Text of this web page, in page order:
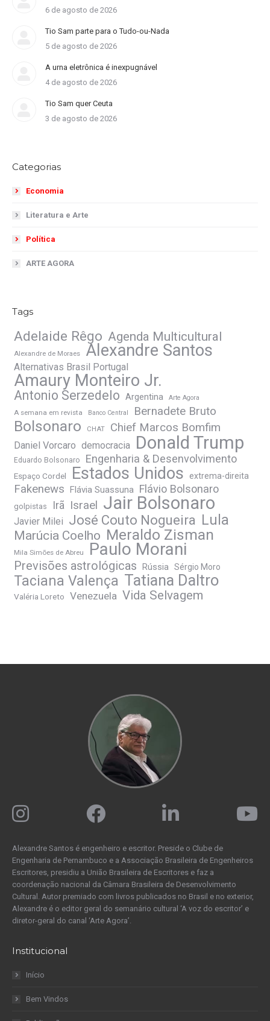
6 de agosto de 2026
Tio Sam parte para o Tudo-ou-Nada
5 de agosto de 2026
A urna eletrônica é inexpugnável
4 de agosto de 2026
Tio Sam quer Ceuta
3 de agosto de 2026
Categorias
Economia
Literatura e Arte
Política
ARTE AGORA
Tags
Adelaide Rêgo Agenda Multicultural
Alexandre de Moraes Alexandre Santos
Alternativas Brasil Portugal
Amaury Monteiro Jr.
Antonio Serzedelo Argentina Arte Agora
A semana em revista Banco Central Bernadete Bruto
Bolsonaro CHAT Chief Marcos Bomfim
Daniel Vorcaro democracia Donald Trump
Eduardo Bolsonaro Engenharia & Desenvolvimento
Espaço Cordel Estados Unidos extrema-direita
Fakenews Flávia Suassuna Flávio Bolsonaro
golpistas Irã Israel Jair Bolsonaro
Javier Milei José Couto Nogueira Lula
Marúcia Coelho Meraldo Zisman
Mila Simões de Abreu Paulo Morani
Previsões astrológicas Rússia Sérgio Moro
Taciana Valença Tatiana Daltro
Valéria Loreto Venezuela Vida Selvagem
Alexandre Santos é engenheiro e escritor. Preside o Clube de
Engenharia de Pernambuco e a Associação Brasileira de Engenheiros
Escritores, presidiu a União Brasileira de Escritores e faz a
coordenação nacional da Câmara Brasileira de Desenvolvimento
Cultural. Autor premiado com livros publicados no Brasil e no exterior,
Alexandre é o editor geral do semanário cultural ‘A voz do escritor’ e
diretor-geral do canal ‘Arte Agora’.
Institucional
Início
Bem Vindos